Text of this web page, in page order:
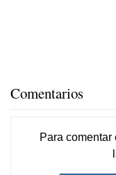
Comentarios
Para comentar